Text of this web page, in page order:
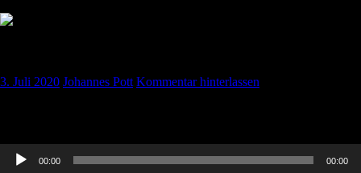
3. Juli 2020 Johannes Pott Kommentar hinterlassen
Audio-
Player
00:00 00:00